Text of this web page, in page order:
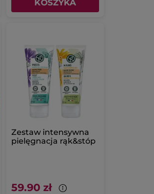
KOSZYKA
Zestaw intensywna
pielęgnacja rąk&stóp
59.90 zł